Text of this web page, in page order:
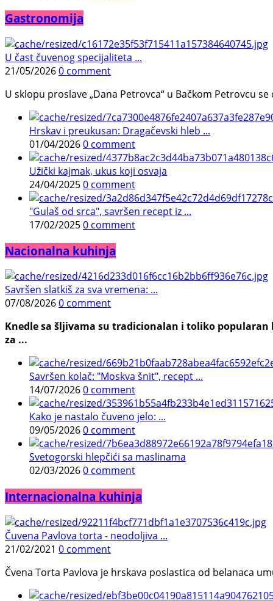
Gastronomija
U čast čuvenog specijaliteta ...
21/05/20260 comment
U sklopu proslave „Dana Petrovca“ u Bačkom Petrovcu
Hrskav i preukusan: Dragačevski hleb ...
01/04/20260 comment
Užički kajmak, ukus koji osvaja
24/04/20250 comment
"Gulaš od srca", savršen recept iz ...
17/02/20250 comment
Nacionalna kuhinja
Savršen slatkiš za sva vremena: ...
07/08/20260 comment
Knedle sa šljivama su tradicionalan i toliko popularan
za ...
Savršen kolač: "Moskva šnit", recept ...
14/07/20260 comment
Kako je nastalo čuveno jelo: ...
09/05/20260 comment
Svetogorski hlepčići sa maslinama
02/03/20260 comment
Internacionalna kuhinja
Čuvena Pavlova torta - neodoljiva ...
21/02/2021 0 comment
Čvena Torta Pavlova je hrskava poslastica od belanaca